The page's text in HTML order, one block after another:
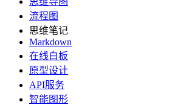
流程图
思维笔记
Markdown
在线白板
原型设计
API服务
智能图形